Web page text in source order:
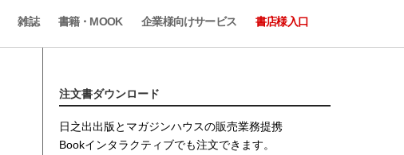
雑誌 書籍・MOOK 企業様向けサービス 書店様入口
注文書ダウンロード
日之出出版とマガジンハウスの販売業務提携
Bookインタラクティブでも注文できます。